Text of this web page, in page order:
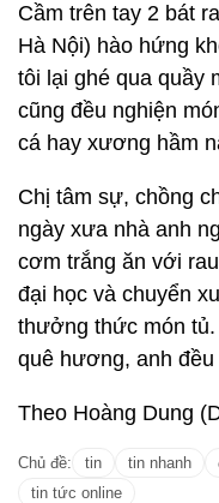
Cầm trên tay 2 bát
Hà Nội) hào hứng
tôi lại ghé qua quầy
cũng đều nghiện
cá hay xương hầm
Chị tâm sự, chồng
ngày xưa nhà anh
cơm trắng ăn với
đại học và chuyển
thưởng thức món tủ.
quê hương, anh
Theo Hoàng Dung
Chủ đề: tin tin nhanh
tin tức online